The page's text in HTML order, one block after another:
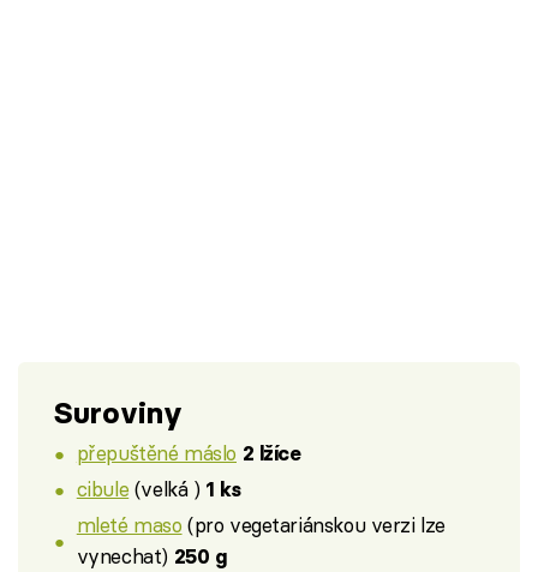
Suroviny
přepuštěné máslo 2 lžíce
cibule (velká ) 1 ks
mleté maso (pro vegetariánskou verzi lze
vynechat) 250 g